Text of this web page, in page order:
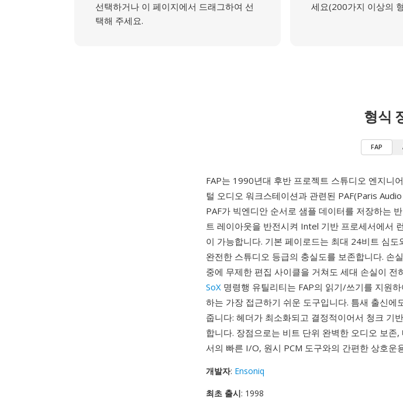
선택하거나 이 페이지에서 드래그하여 선
택해 주세요.
세요(200가지 이상의
형식
FAP
FAP는 1990년대 후반 프로젝트 스튜디오 엔지니
털 오디오 워크스테이션과 관련된 PAF(Paris
PAF가 빅엔디안 순서로 샘플 데이터를 저장하는
트 레이아웃을 반전시켜 Intel 기반 프로세서에서
이 가능합니다. 기본 페이로드는 최대 24비트 심
완전한 스튜디오 등급의 충실도를 보존합니다. 손
중에 무제한 편집 사이클을 거쳐도 세대 손실이
SoX 명령행 유틸리티는 FAP의 읽기/쓰기를 지원
하는 가장 접근하기 쉬운 도구입니다. 틈새 출신에
줍니다: 헤더가 최소화되고 결정적이어서 청크 기
합니다. 장점으로는 비트 단위 완벽한 오디오 보
서의 빠른 I/O, 원시 PCM 도구와의 간편한 상호운
개발자: Ensoniq
최초 출시: 1998